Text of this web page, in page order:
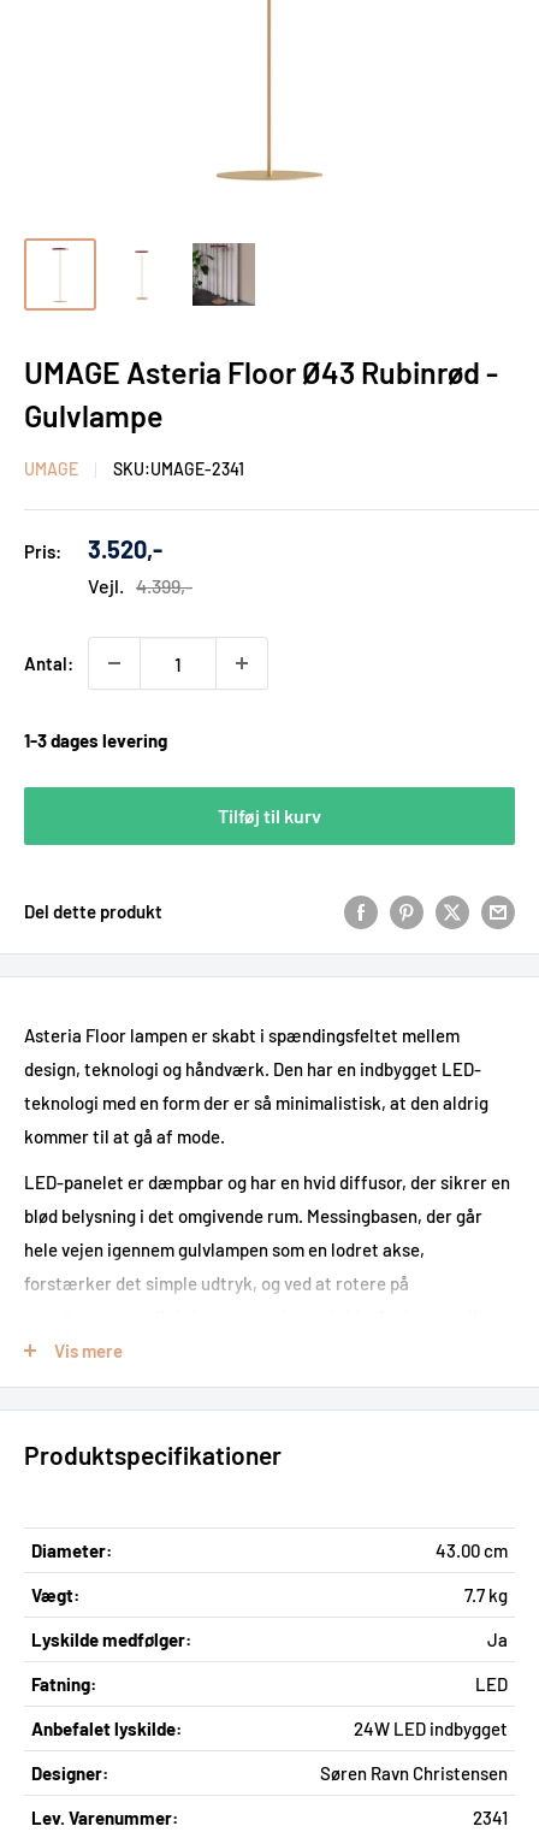
UMAGE Asteria Floor Ø43 Rubinrød -
Gulvlampe
UMAGE SKU:UMAGE-2341
Pris:
Udsalgs
3.520,-
Vejl. 4.399,-
Antal:
1-3 dages levering
Tilføj til kurv
Del dette produkt
Asteria Floor lampen er skabt i spændingsfeltet mellem
design, teknologi og håndværk. Den har en indbygget LED-
teknologi med en form der er så minimalistisk, at den aldrig
kommer til at gå af mode.
LED-panelet er dæmpbar og har en hvid diffusor, der sikrer en
blød belysning i det omgivende rum. Messingbasen, der går
hele vejen igennem gulvlampen som en lodret akse,
forstærker det simple udtryk, og ved at rotere på
blot justere lysstyrken.
- Søren Ravn Christensen, designer and co-founder of UMAGE
Vis mere
Produktspecifikationer
Diameter: 43.00 cm
Vægt: 7.7 kg
Lyskilde medfølger: Ja
Fatning: LED
Anbefalet lyskilde: 24W LED indbygget
Designer: Søren Ravn Christensen
Lev. Varenummer: 2341